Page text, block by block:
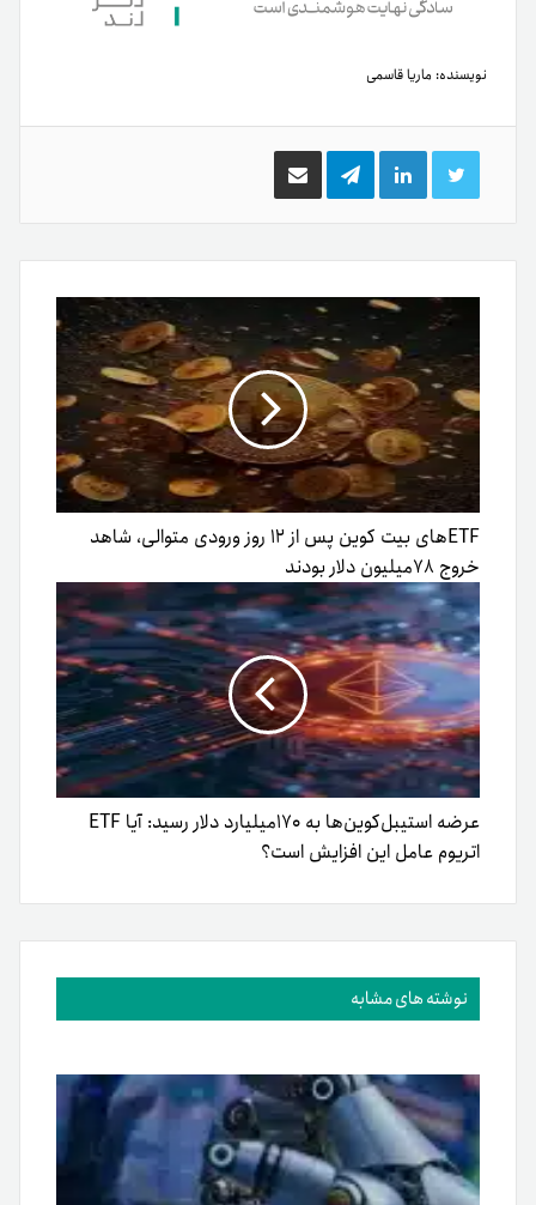
نویسنده: ماریا قاسمی
توییتر لینکدینتلگرام اشتراک
گذاری
ایمیل
ETFهای بیت کوین پس از ۱۲ روز ورودی متوالی، شاهد
خروج ۷۸میلیون‌ دلار بودند
عرضه استیبل‌کوین‌ها به ۱۷۰میلیارد دلار رسید: آیا ETF
اتریوم عامل این افزایش است؟
نوشته های مشابه